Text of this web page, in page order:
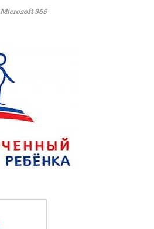
Microsoft 365